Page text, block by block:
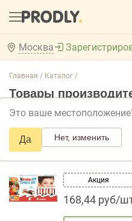
Москва
Это ваше
Да Нет, изменить
Главная / Каталог /
Товары
по популярности по
Шоколад Kinder
Акция
168,44 руб/